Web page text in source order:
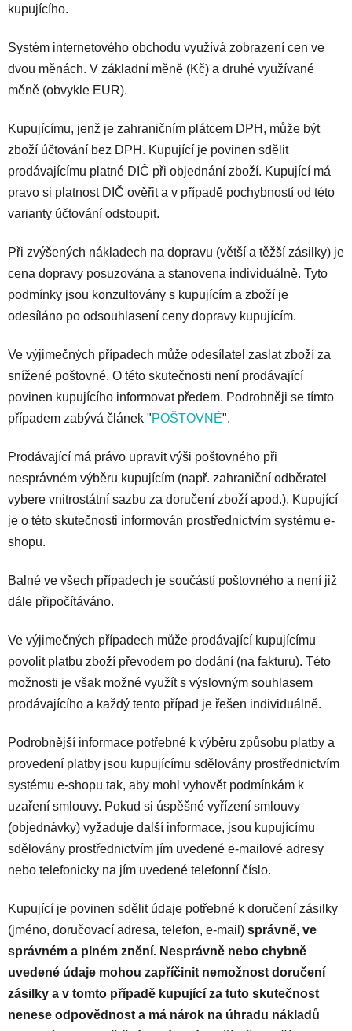
kupujícího.
Systém internetového obchodu využívá zobrazení cen ve
dvou měnách. V základní měně (Kč) a druhé využívané
měně (obvykle EUR).
Kupujícímu, jenž je zahraničním plátcem DPH, může být
zboží účtování bez DPH. Kupující je povinen sdělit
prodávajícímu platné DIČ při objednání zboží. Kupující má
pravo si platnost DIČ ověřit a v případě pochybností od této
varianty účtování odstoupit.
Při zvýšených nákladech na dopravu (větší a těžší zásilky) je
cena dopravy posuzována a stanovena individuálně. Tyto
podmínky jsou konzultovány s kupujícím a zboží je
odesíláno po odsouhlasení ceny dopravy kupujícím.
Ve výjimečných případech může odesílatel zaslat zboží za
snížené poštovné. O této skutečnosti není prodávající
povinen kupujícího informovat předem. Podrobněji se tímto
případem zabývá článek "POŠTOVNÉ".
Prodávající má právo upravit výši poštovného při
nesprávném výběru kupujícím (např. zahraniční odběratel
vybere vnitrostátní sazbu za doručení zboží apod.). Kupující
je o této skutečnosti informován prostřednictvím systému e-
shopu.
Balné ve všech případech je součástí poštovného a není již
dále připočítáváno.
Ve výjimečných případech může prodávající kupujícímu
povolit platbu zboží převodem po dodání (na fakturu). Této
možnosti je však možné využít s výslovným souhlasem
prodávajícího a každý tento případ je řešen individuálně.
Podrobnější informace potřebné k výběru způsobu platby a
provedení platby jsou kupujícímu sdělovány prostřednictvím
systému e-shopu tak, aby mohl vyhovět podmínkám k
uzaření smlouvy. Pokud si úspěšné vyřízení smlouvy
(objednávky) vyžaduje další informace, jsou kupujícímu
sdělovány prostřednictvím jím uvedené e-mailové adresy
nebo telefonicky na jím uvedené telefonní číslo.
Kupující je povinen sdělit údaje potřebné k doručení zásilky
(jméno, doručovací adresa, telefon, e-mail) správně, ve
správném a plném znění. Nesprávně nebo chybně
uvedené údaje mohou zapříčinit nemožnost doručení
zásilky a v tomto případě kupující za tuto skutečnost
nenese odpovědnost a má nárok na úhradu nákladů